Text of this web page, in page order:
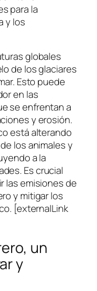
para la
y los
globales
de los glaciares
Esto puede
en las
se enfrentan a
y erosión.
está alterando
los animales y
a la
Es crucial
las emisiones de
y mitigar los
[externalLink
un
y